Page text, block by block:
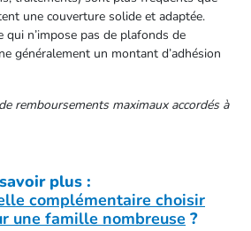
une couverture solide et adaptée.
n’impose pas de plafonds de
généralement un montant d’adhésion
remboursements maximaux accordés à
plus :
complémentaire choisir
une famille nombreuse ?